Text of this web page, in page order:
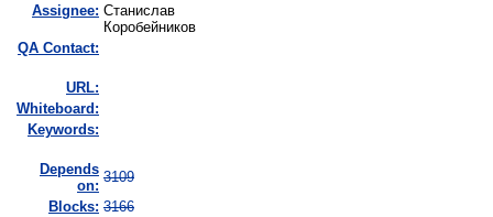
Assignee: Станислав
Коробейников
QA Contact:
URL:
Whiteboard:
Keywords:
Depends
on:
3109
Blocks: 3166